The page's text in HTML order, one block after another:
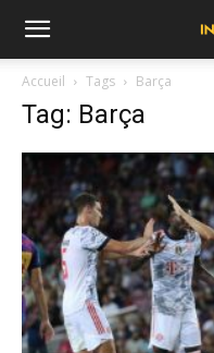
Accueil Tags Barça
Tag: Barça